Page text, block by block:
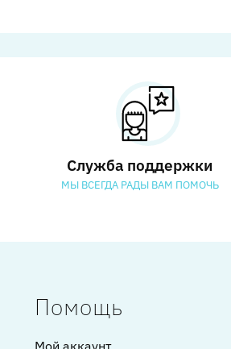
Служба поддержки
МЫ ВСЕГДА РАДЫ ВАМ ПОМОЧЬ
Помощь